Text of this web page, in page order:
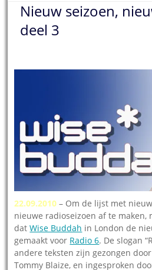
Nieuw seizoen,
deel 3
22.09.2010 – Om de lijst met
nieuwe radioseizoen af te maken,
datWise Buddah in London de
gemaakt voor Radio 6. De slogan
andere teksten zijn gezongen
Tommy Blaize, en ingesproken